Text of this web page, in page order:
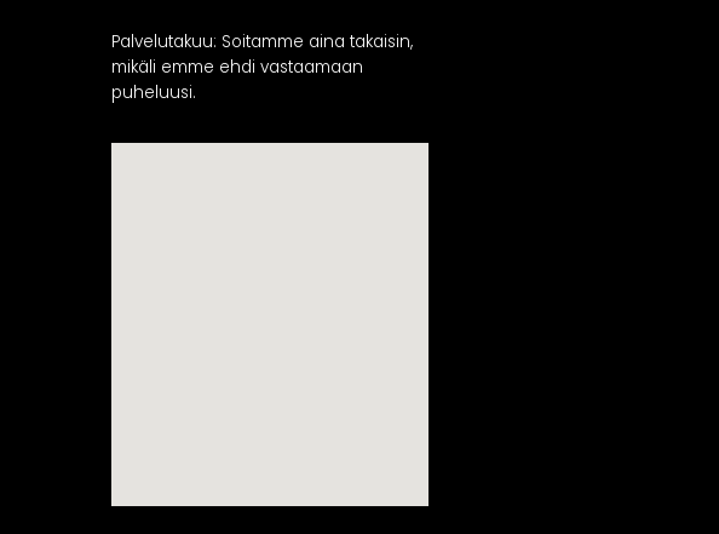
Palvelutakuu: Soitamme aina takaisin,
mikäli emme ehdi vastaamaan
puheluusi.